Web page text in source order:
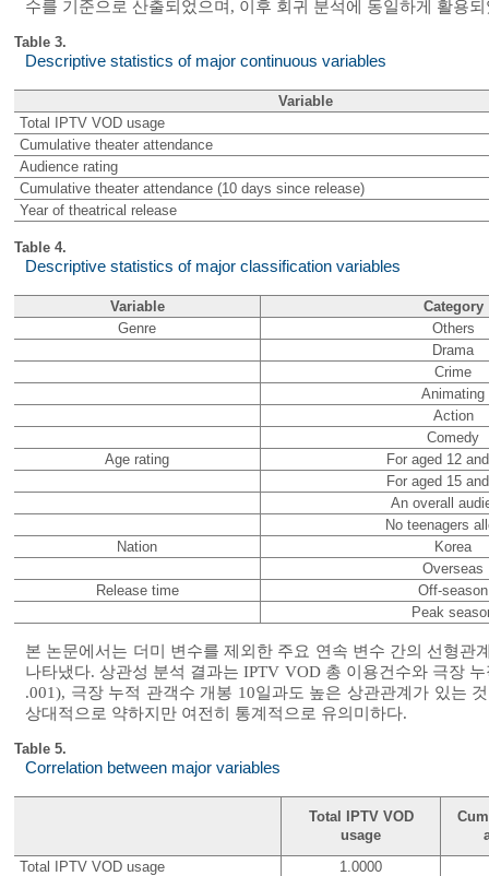
수를 기준으로 산출되었으며, 이후 회귀 분석에 동일하게 활용
Table 3.
Descriptive statistics of major continuous variables
Variable
Total IPTV VOD usage
Cumulative theater attendance
Audience rating
Cumulative theater attendance (10 days since release)
Year of theatrical release
Table 4.
Descriptive statistics of major classification variables
Variable
Category
Genre
Others
Drama
Crime
Animating
Action
Comedy
Age rating
For aged 12
For aged 15
An overall
No teenagers
Nation
Korea
Overseas
Release time
Off-season
Peak
본 논문에서는 더미 변수를 제외한 주요 연속 변수 간의 선형
나타냈다. 상관성 분석 결과는 IPTV VOD 총 이용건수와 극장
.001), 극장 누적 관객수 개봉 10일과도 높은 상관관계가 있는
상대적으로 약하지만 여전히 통계적으로 유의미하다.
Table 5.
Correlation between major variables
Total IPTV VOD
usage
Total IPTV VOD usage
1.0000